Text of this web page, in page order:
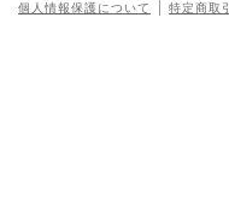
個人情報保護について 特定商取